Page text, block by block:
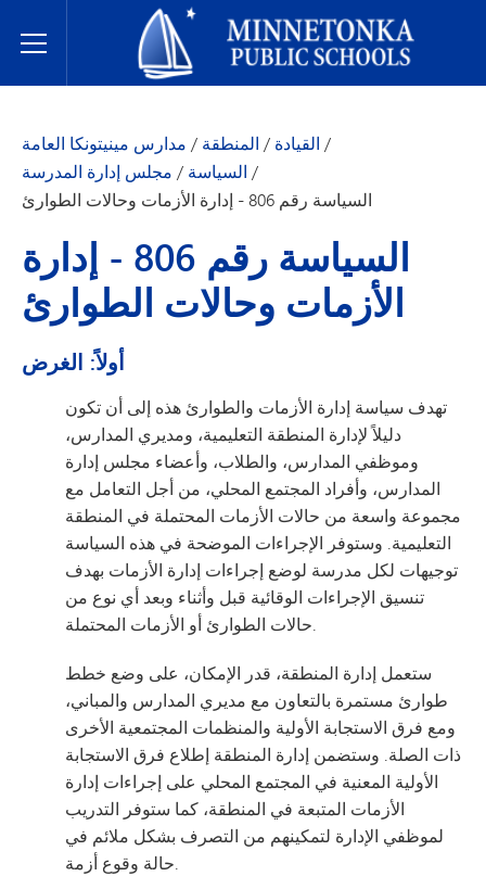
Toggle Menu
مدارس مينيتونكا العامة
مدارس مينيتونكا العامة / المنطقة / القيادة /
مجلس إدارة المدرسة / السياسة /
السياسة رقم 806 - إدارة الأزمات وحالات الطوارئ
السياسة رقم 806 - إدارة
الأزمات وحالات الطوارئ
أولاً: الغرض
تهدف سياسة إدارة الأزمات والطوارئ هذه إلى أن تكون
دليلاً لإدارة المنطقة التعليمية، ومديري المدارس،
وموظفي المدارس، والطلاب، وأعضاء مجلس إدارة
المدارس، وأفراد المجتمع المحلي، من أجل التعامل مع
مجموعة واسعة من حالات الأزمات المحتملة في المنطقة
التعليمية. وستوفر الإجراءات الموضحة في هذه السياسة
توجيهات لكل مدرسة لوضع إجراءات إدارة الأزمات بهدف
تنسيق الإجراءات الوقائية قبل وأثناء وبعد أي نوع من
حالات الطوارئ أو الأزمات المحتملة.
ستعمل إدارة المنطقة، قدر الإمكان، على وضع خطط
طوارئ مستمرة بالتعاون مع مديري المدارس والمباني،
ومع فرق الاستجابة الأولية والمنظمات المجتمعية الأخرى
ذات الصلة. وستضمن إدارة المنطقة إطلاع فرق الاستجابة
الأولية المعنية في المجتمع المحلي على إجراءات إدارة
الأزمات المتبعة في المنطقة، كما ستوفر التدريب
لموظفي الإدارة لتمكينهم من التصرف بشكل ملائم في
حالة وقوع أزمة.